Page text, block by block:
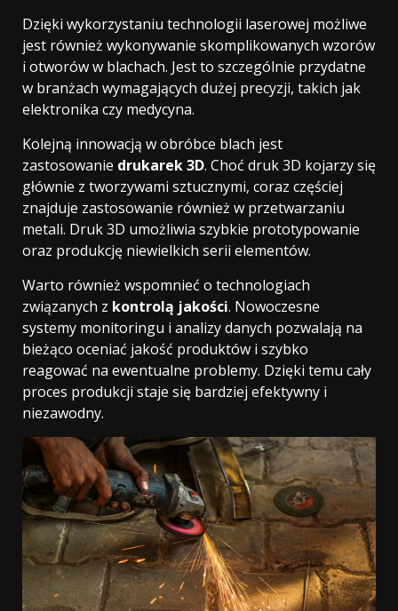
Dzięki wykorzystaniu technologii laserowej możliwe
jest również wykonywanie skomplikowanych wzorów
i otworów w blachach. Jest to szczególnie przydatne
w branżach wymagających dużej precyzji, takich jak
elektronika czy medycyna.
Kolejną innowacją w obróbce blach jest
zastosowanie drukarek 3D. Choć druk 3D kojarzy się
głównie z tworzywami sztucznymi, coraz częściej
znajduje zastosowanie również w przetwarzaniu
metali. Druk 3D umożliwia szybkie prototypowanie
oraz produkcję niewielkich serii elementów.
Warto również wspomnieć o technologiach
związanych z kontrolą jakości. Nowoczesne
systemy monitoringu i analizy danych pozwalają na
bieżąco oceniać jakość produktów i szybko
reagować na ewentualne problemy. Dzięki temu cały
proces produkcji staje się bardziej efektywny i
niezawodny.